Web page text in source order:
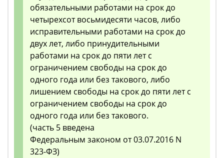
обязательными работами на срок до
четырехсот восьмидесяти часов, либо
исправительными работами на срок до
двух лет, либо принудительными
работами на срок до пяти лет с
ограничением свободы на срок до
одного года или без такового, либо
лишением свободы на срок до пяти лет с
ограничением свободы на срок до
одного года или без такового.
(часть 5 введена
Федеральным законом от 03.07.2016 N
323-ФЗ)